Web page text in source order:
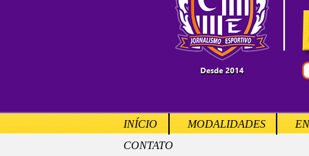
INÍCIO MODALIDADES
CONTATO